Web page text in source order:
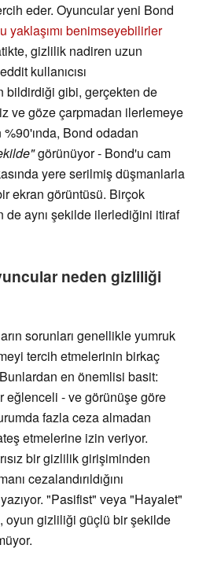
eder. Oyuncular yeni Bond
yaklaşımı benimseyebilirler
gizlilik nadiren uzun
kullanıcısı
bildirdiği gibi, gerçekten de
ve göze çarpmadan ilerlemeye
%90'ında, Bond odadan
görünüyor - Bond'u cam
yere serilmiş düşmanlarla
ekran görüntüsü. Birçok
aynı şekilde ilerlediğini itiraf
neden gizliliği
sorunları genellikle yumruk
tercih etmelerinin birkaç
en önemlisi basit:
eğlenceli - ve görünüşe göre
fazla ceza almadan
etmelerine izin veriyor.
bir gizlilik girişiminden
cezalandırıldığını
"Pasifist" veya "Hayalet"
oyun gizliliği güçlü bir şekilde